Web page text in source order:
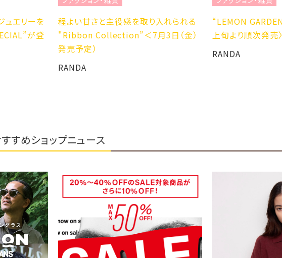
ュエリーを
が登
程よい甘さと主役感を取り入れられる
"Ribbon Collection”＜7月3日（金）
発売予定）
RANDA
“LEMON
上旬より順次発売〉
RANDA
すめショップニュース